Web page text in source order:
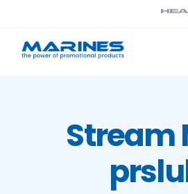
content
Tehnologije tiskaStream